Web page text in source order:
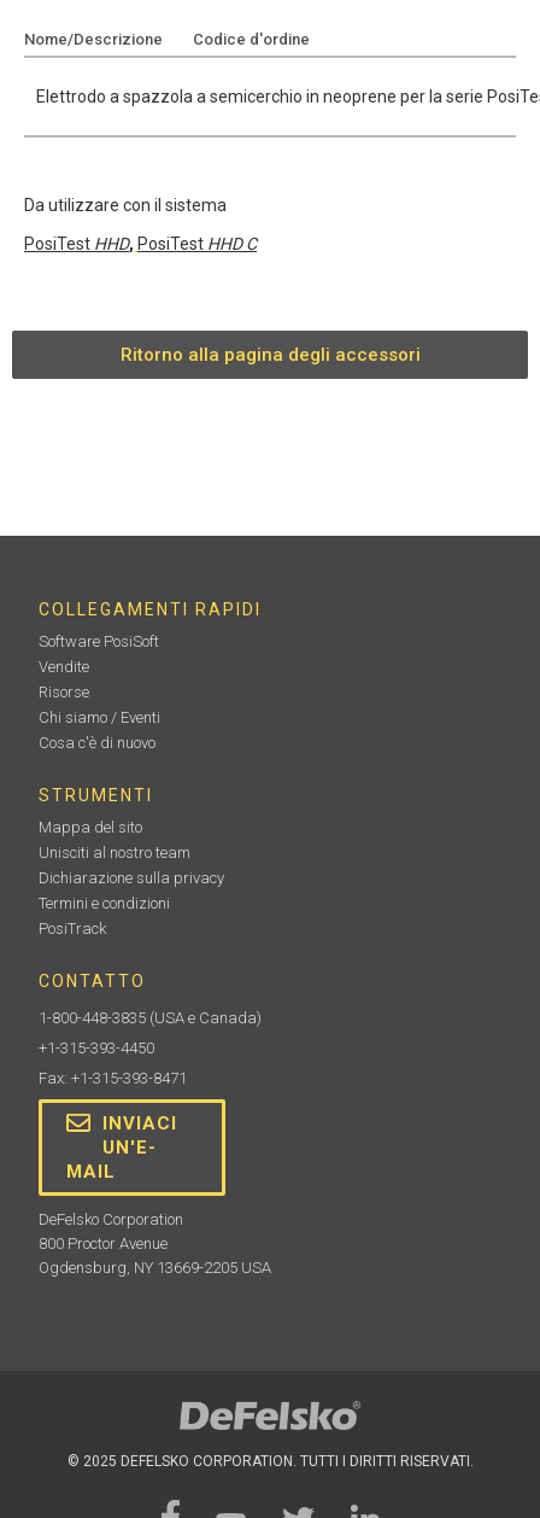
Nome/Descrizione Codice d'ordine
Elettrodo a spazzola a semicerchio in neoprene per la serie
Da utilizzare con il sistema
PosiTest HHD, PosiTest HHD C
Ritorno alla pagina degli accessori
COLLEGAMENTI RAPIDI
Software PosiSoft
Vendite
Risorse
Chi siamo / Eventi
Cosa c'è di nuovo
STRUMENTI
Mappa del sito
Unisciti al nostro team
Dichiarazione sulla privacy
Termini e condizioni
PosiTrack
CONTATTO
1-800-448-3835 (USA e Canada)
+1-315-393-4450
Fax: +1-315-393-8471
INVIACI
UN'E-
MAIL
DeFelsko Corporation
800 Proctor Avenue
Ogdensburg, NY 13669-2205 USA
© 2025 DEFELSKO CORPORATION. TUTTI I DIRITTI RISERVATI.